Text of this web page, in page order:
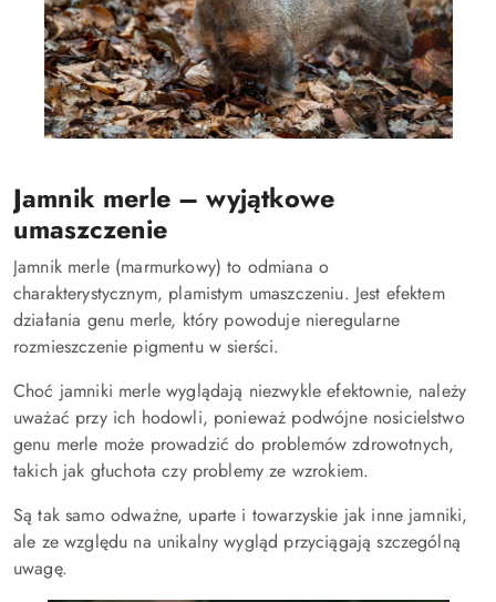
Jamnik merle – wyjątkowe
umaszczenie
Jamnik merle (marmurkowy) to odmiana o
charakterystycznym, plamistym umaszczeniu. Jest efektem
działania genu merle, który powoduje nieregularne
rozmieszczenie pigmentu w sierści.
Choć jamniki merle wyglądają niezwykle efektownie, należy
uważać przy ich hodowli, ponieważ podwójne nosicielstwo
genu merle może prowadzić do problemów zdrowotnych,
takich jak głuchota czy problemy ze wzrokiem.
Są tak samo odważne, uparte i towarzyskie jak inne jamniki,
ale ze względu na unikalny wygląd przyciągają szczególną
uwagę.